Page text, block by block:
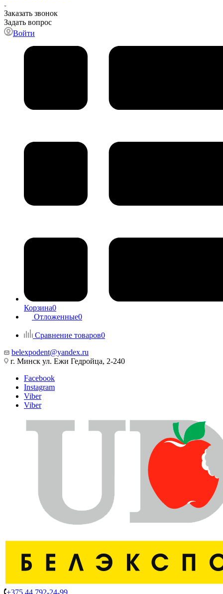
Заказать звонок
Задать вопрос
Войти
Корзина0
Отложенные0
Сравнение товаров0
belexpodent@yandex.ru
г. Минск ул. Ежи Гедройца, 2-240
Facebook
Instagram
Viber
Viber
+375 44 792-24-99